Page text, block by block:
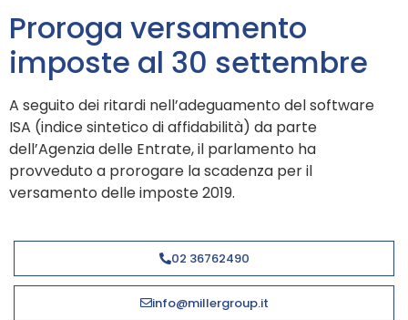
Proroga versamento
imposte al 30 settembre
A seguito dei ritardi nell’adeguamento del software
ISA (indice sintetico di affidabilità) da parte
dell’Agenzia delle Entrate, il parlamento ha
provveduto a prorogare la scadenza per il
versamento delle imposte 2019.
02 36762490
info@millergroup.it